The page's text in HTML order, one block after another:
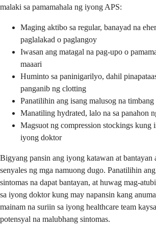
malaki sa pamamahala ng iyong APS:
Maging aktibo sa regular, banayad na
paglalakad o paglangoy
Iwasan ang matagal na pag-upo o
maaari
Huminto sa paninigarilyo, dahil
panganib ng clotting
Panatilihin ang isang malusog na timbang
Manatiling hydrated, lalo na sa panahon
Magsuot ng compression stockings kung
iyong doktor
Bigyang pansin ang iyong katawan at bantayan
senyales ng mga namuong dugo. Panatilihin
sintomas na dapat bantayan, at huwag mag-
sa iyong doktor kung may napansin kang
mainam na suriin sa iyong healthcare team
potensyal na malubhang sintomas.